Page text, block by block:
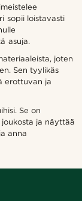
sopii loistavasti
asuja.
joten
Sen tyylikäs
erottuvan ja
Se on
ja näyttää
anna